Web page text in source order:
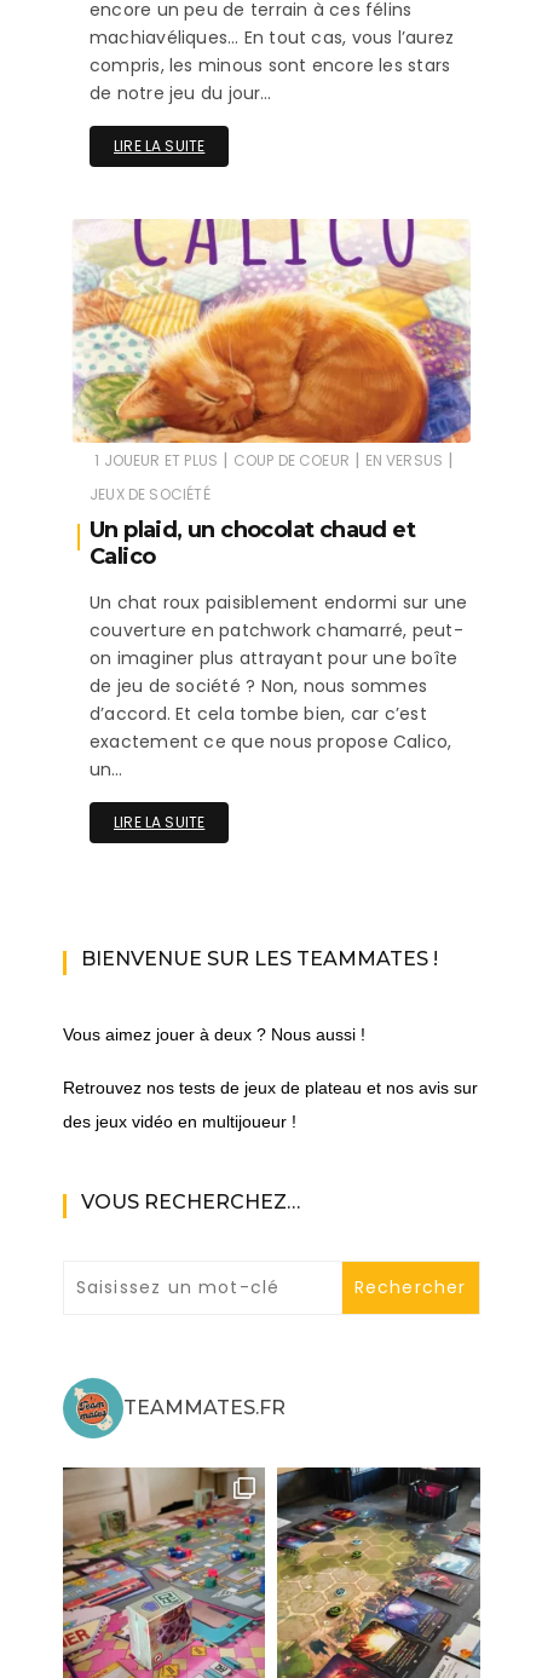
encore un peu de terrain à ces félins
machiavéliques… En tout cas, vous l’aurez
compris, les minous sont encore les stars
de notre jeu du jour…
LIRE LA SUITE
1 JOUEUR ET PLUS | COUP DE COEUR | EN VERSUS |
JEUX DE SOCIÉTÉ
Un plaid, un chocolat chaud et
Calico
Un chat roux paisiblement endormi sur une
couverture en patchwork chamarré, peut-
on imaginer plus attrayant pour une boîte
de jeu de société ? Non, nous sommes
d’accord. Et cela tombe bien, car c’est
exactement ce que nous propose Calico,
un…
LIRE LA SUITE
BIENVENUE SUR LES TEAMMATES !
Vous aimez jouer à deux ? Nous aussi !
Retrouvez nos tests de jeux de plateau et nos avis sur
des jeux vidéo en multijoueur !
VOUS RECHERCHEZ…
TEAMMATES.FR